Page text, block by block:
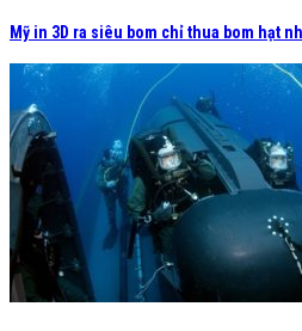
Mỹ in 3D ra siêu bom chỉ thua bom hạt